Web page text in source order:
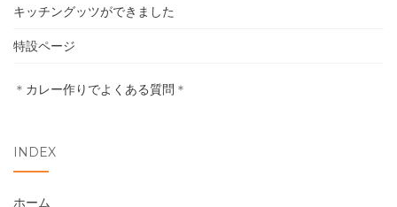
採用情報
キッチングッツができました
特設ページ
＊ カレー作りでよくある質問 ＊
INDEX
ホーム